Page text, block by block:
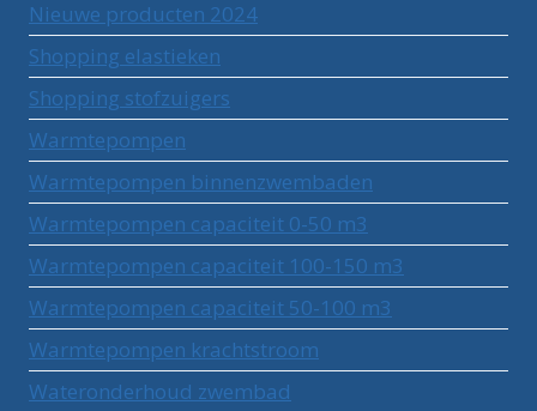
Nieuwe producten 2024
Shopping elastieken
Shopping stofzuigers
Warmtepompen
Warmtepompen binnenzwembaden
Warmtepompen capaciteit 0-50 m3
Warmtepompen capaciteit 100-150 m3
Warmtepompen capaciteit 50-100 m3
Warmtepompen krachtstroom
Wateronderhoud zwembad